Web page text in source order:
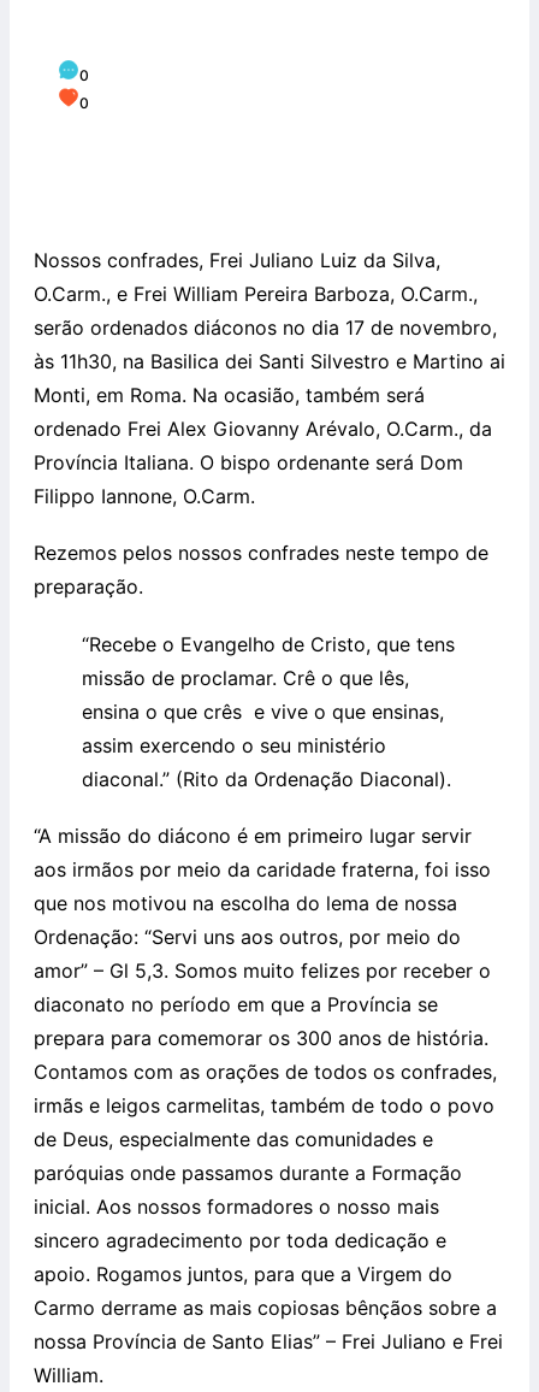
0
0
Nossos confrades, Frei Juliano Luiz da Silva,
O.Carm., e Frei William Pereira Barboza, O.Carm.,
serão ordenados diáconos no dia 17 de novembro,
às 11h30, na Basilica dei Santi Silvestro e Martino ai
Monti, em Roma. Na ocasião, também será
ordenado Frei Alex Giovanny Arévalo, O.Carm., da
Província Italiana. O bispo ordenante será Dom
Filippo Iannone, O.Carm.
Rezemos pelos nossos confrades neste tempo de
preparação.
“Recebe o Evangelho de Cristo, que tens
missão de proclamar. Crê o que lês,
ensina o que crês e vive o que ensinas,
assim exercendo o seu ministério
diaconal.” (Rito da Ordenação Diaconal).
“A missão do diácono é em primeiro lugar servir
aos irmãos por meio da caridade fraterna, foi isso
que nos motivou na escolha do lema de nossa
Ordenação: “Servi uns aos outros, por meio do
amor” – Gl 5,3. Somos muito felizes por receber o
diaconato no período em que a Província se
prepara para comemorar os 300 anos de história.
Contamos com as orações de todos os confrades,
irmãs e leigos carmelitas, também de todo o povo
de Deus, especialmente das comunidades e
paróquias onde passamos durante a Formação
inicial. Aos nossos formadores o nosso mais
sincero agradecimento por toda dedicação e
apoio. Rogamos juntos, para que a Virgem do
Carmo derrame as mais copiosas bênçãos sobre a
nossa Província de Santo Elias” – Frei Juliano e Frei
William.